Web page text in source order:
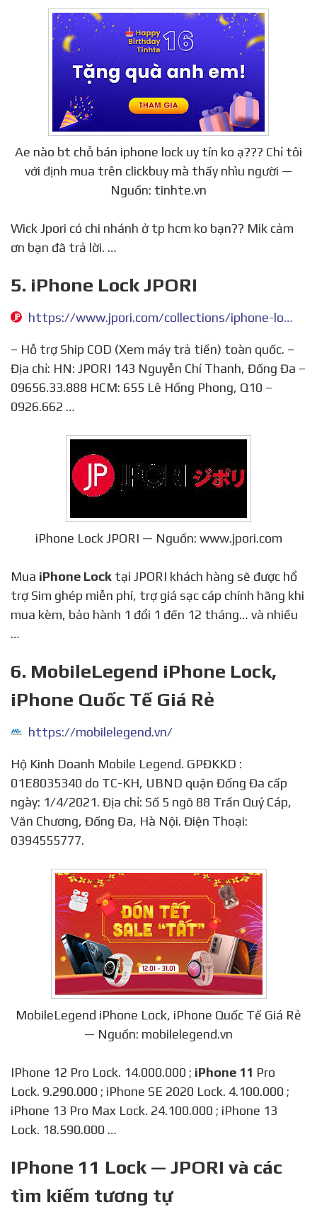
Ae nào bt chỗ bán iphone lock uy tín ko ạ??? Chỉ tôi
với định mua trên clickbuy mà thấy nhìu người —
Nguồn: tinhte.vn
Wick Jpori có chi nhánh ở tp hcm ko bạn?? Mik cảm
ơn bạn đã trả lời. …
5. iPhone Lock JPORI
https://www.jpori.com/collections/iphone-lock
– Hỗ trợ Ship COD (Xem máy trả tiền) toàn quốc. –
Địa chỉ: HN: JPORI 143 Nguyễn Chí Thanh, Đống Đa –
09656.33.888 HCM: 655 Lê Hồng Phong, Q10 –
0926.662 …
iPhone Lock JPORI — Nguồn: www.jpori.com
Mua iPhone Lock tại JPORI khách hàng sẽ được hổ
trợ Sim ghép miễn phí, trợ giá sạc cáp chính hãng khi
mua kèm, bảo hành 1 đổi 1 đến 12 tháng… và nhiều
…
6. MobileLegend iPhone Lock,
iPhone Quốc Tế Giá Rẻ
https://mobilelegend.vn/
Hộ Kinh Doanh Mobile Legend. GPĐKKD :
01E8035340 do TC-KH, UBND quận Đống Đa cấp
ngày: 1/4/2021. Địa chỉ: Số 5 ngõ 88 Trần Quý Cáp,
Văn Chương, Đống Đa, Hà Nội. Điện Thoại:
0394555777.
MobileLegend iPhone Lock, iPhone Quốc Tế Giá Rẻ
— Nguồn: mobilelegend.vn
IPhone 12 Pro Lock. 14.000.000 ; iPhone 11 Pro
Lock. 9.290.000 ; iPhone SE 2020 Lock. 4.100.000 ;
iPhone 13 Pro Max Lock. 24.100.000 ; iPhone 13
Lock. 18.590.000 …
IPhone 11 Lock — JPORI và các
tìm kiếm tương tự